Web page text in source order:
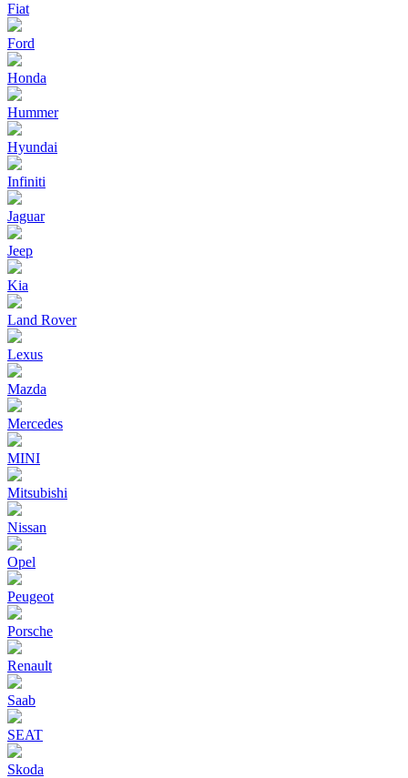
Fiat
Ford
Honda
Hummer
Hyundai
Infiniti
Jaguar
Jeep
Kia
Land Rover
Lexus
Mazda
Mercedes
MINI
Mitsubishi
Nissan
Opel
Peugeot
Porsche
Renault
Saab
SEAT
Skoda